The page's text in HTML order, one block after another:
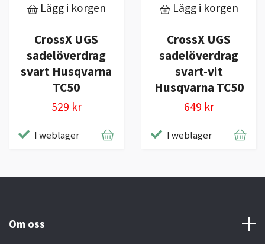
Lägg i korgen
CrossX UGS
sadelöverdrag
svart Husqvarna
TC50
529 kr
I weblager
Lägg i korgen
CrossX UGS
sadelöverdrag
svart-vit
Husqvarna TC50
649 kr
I weblager
Om oss